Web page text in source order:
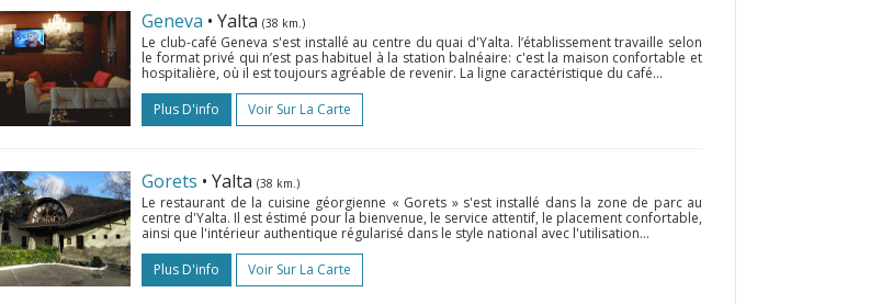
Geneva • Yalta (38 km.)
Le club-café Geneva s'est installé au centre du quai d'Yalta. l’établissement travaille selon
le format privé qui n’est pas habituel à la station balnéaire: c'est la maison confortable et
hospitalière, où il est toujours agréable de revenir. La ligne caractéristique du café...
Plus D'info
Voir Sur La Carte
Gorets • Yalta (38 km.)
Le restaurant de la cuisine géorgienne « Gorets » s'est installé dans la zone de parc au
centre d'Yalta. Il est éstimé pour la bienvenue, le service attentif, le placement confortable,
ainsi que l'intérieur authentique régularisé dans le style national avec l'utilisation...
Plus D'info
Voir Sur La Carte